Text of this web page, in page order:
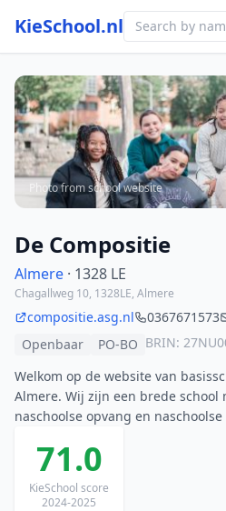
KieSchool.nl
Photo from school website
De Compositie
Almere · 1328 LE
Chagallweg 10, 1328LE, Almere
compositie.asg.nl 0367671573
Openbaar
PO-BO BRIN:
Welkom op de website van
Almere. Wij zijn een brede school
naschoolse opvang en
71.0
KieSchool score
2024-2025